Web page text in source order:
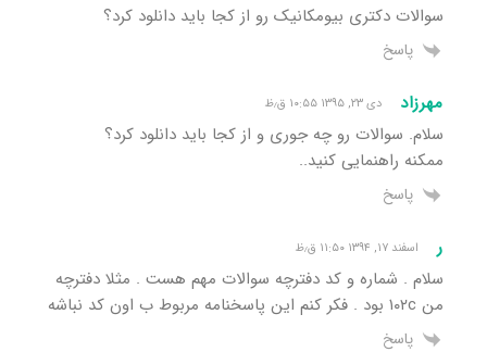
سوالات دکتری بیومکانیک رو از کجا باید دانلود کرد؟
پاسخ
مهرزاد دی ۲۳, ۱۳۹۵ ۱۰:۵۵ ق٫ظ
سلام. سوالات رو چه جوری و از کجا باید دانلود کرد؟
ممکنه راهنمایی کنید..
پاسخ
ر اسفند ۱۷, ۱۳۹۴ ۱۱:۵۰ ق٫ظ
سلام . شماره و کد دفترچه سوالات مهم هست . مثلا دفترچه
من ۱۰۲c بود . فکر کنم این پاسخنامه مربوط ب اون کد نباشه
پاسخ